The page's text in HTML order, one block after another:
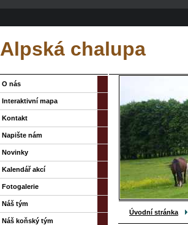
Alpská chalupa
Úvodní stránka
O nás
Interaktivní mapa
Kontakt
Napište nám
Novinky
Kalendář akcí
Fotogalerie
Náš tým
Náš koňský tým